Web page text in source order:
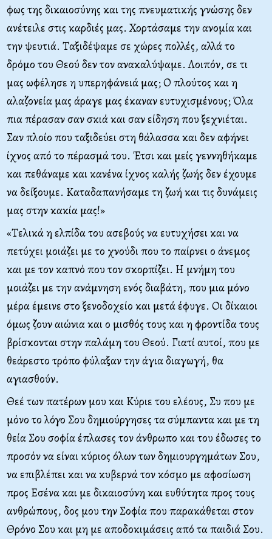
φως της δικαιοσύνης και της πνευματικής γνώσης δεν
ανέτειλε στις καρδιές μας. Χορτάσαμε την ανομία και
την ψευτιά. Ταξιδέψαμε σε χώρες πολλές, αλλά το
δρόμο του Θεού δεν τον ανακαλύψαμε. Λοιπόν, σε τι
μας ωφέλησε η υπερηφάνειά μας; Ο πλούτος και η
αλαζονεία μας άραγε μας έκαναν ευτυχισμένους; Όλα
πια πέρασαν σαν σκιά και σαν είδηση που ξεχνιέται.
Σαν πλοίο που ταξιδεύει στη θάλασσα και δεν αφήνει
ίχνος από το πέρασμά του. Έτσι και μείς γεννηθήκαμε
και πεθάναμε και κανένα ίχνος καλής ζωής δεν έχουμε
να δείξουμε. Καταδαπανήσαμε τη ζωή και τις δυνάμεις
μας στην κακία μας!»
«Τελικά η ελπίδα του ασεβούς να ευτυχήσει και να
πετύχει μοιάζει με το χνούδι που το παίρνει ο άνεμος
και με τον καπνό που τον σκορπίζει. Η μνήμη του
μοιάζει με την ανάμνηση ενός διαβάτη, που μια μόνο
μέρα έμεινε στο ξενοδοχείο και μετά έφυγε. Οι δίκαιοι
όμως ζουν αιώνια και ο μισθός τους και η φροντίδα τους
βρίσκονται στην παλάμη του Θεού. Γιατί αυτοί, που με
θεάρεστο τρόπο φύλαξαν την άγια διαγωγή, θα
αγιασθούν.
Θεέ των πατέρων μου και Κύριε του ελέους, Συ που με
μόνο το λόγο Σου δημιούργησες τα σύμπαντα και με τη
θεία Σου σοφία έπλασες τον άνθρωπο και του έδωσες το
προσόν να είναι κύριος όλων των δημιουργημάτων Σου,
να επιβλέπει και να κυβερνά τον κόσμο με αφοσίωση
προς Εσένα και με δικαιοσύνη και ευθύτητα προς τους
ανθρώπους, δος μου την Σοφία που παρακάθεται στον
Θρόνο Σου και μη με αποδοκιμάσεις από τα παιδιά Σου.